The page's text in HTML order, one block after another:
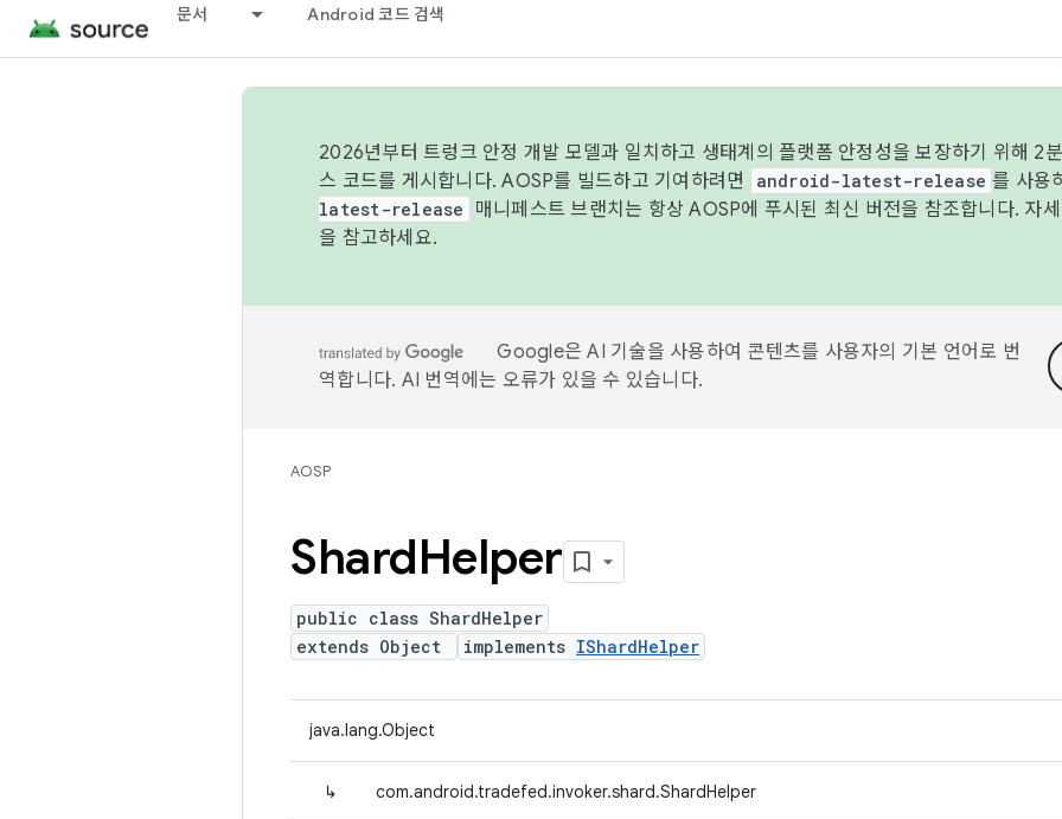
문서 Android 코드 검색
2026년부터 트렁크 안정 개발 모델과 일치하고 생태계의 플랫폼 안정성을 보장하기 위해 2
스 코드를 게시합니다. AOSP를 빌드하고 기여하려면
android-latest-release 를 사용
latest-release
매니페스트 브랜치는 항상 AOSP에 푸시된 최신 버전을 참조합니다. 자
을 참고하세요.
Google은 AI 기술을 사용하여 콘텐츠를 사용자의 기본 언어로 번
역합니다. AI 번역에는 오류가 있을 수 있습니다.
AOSP
ShardHelper
public class ShardHelper
extends Object
implements IShardHelper
java.lang.Object
↳ com.android.tradefed.invoker.shard.ShardHelper